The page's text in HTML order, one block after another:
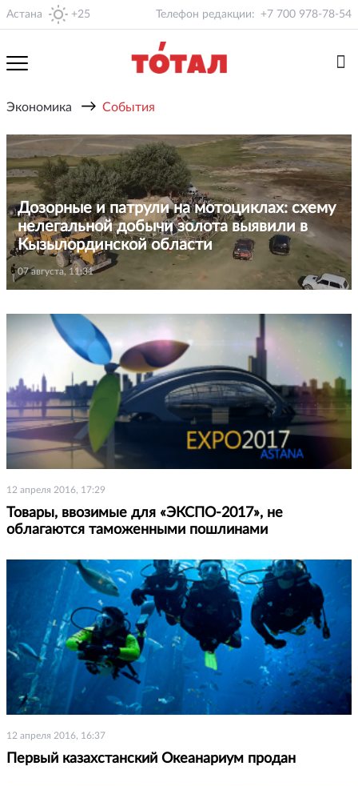
Астана +25 Телефон редакции: +7 700 978-78-54
Экономика → События
Дозорные и патрули на мотоциклах: схему
нелегальной добычи золота выявили в
Кызылординской области
07 августа, 11:31
12 апреля 2016, 17:29
Товары, ввозимые для «ЭКСПО-2017», не
облагаются таможенными пошлинами
12 апреля 2016, 16:37
Первый казахстанский Океанариум продан